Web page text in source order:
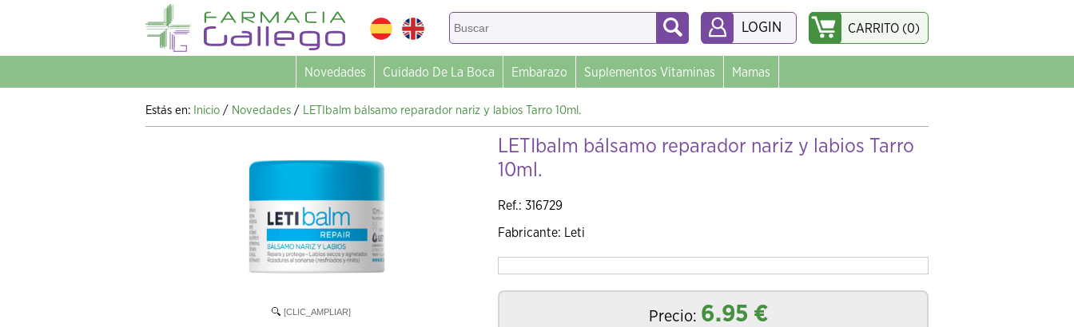
LOGIN CARRITO (0)
Novedades Cuidado De La Boca Embarazo Suplementos Vitaminas Mamas
Estás en: Inicio / Novedades / LETIbalm bálsamo reparador nariz y labios Tarro 10ml.
[CLIC_AMPLIAR]
LETIbalm bálsamo reparador nariz y labios Tarro
10ml.
Ref.: 316729
Fabricante: Leti
Precio: 6.95 €